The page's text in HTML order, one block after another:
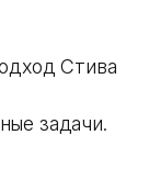
Стива
задачи.